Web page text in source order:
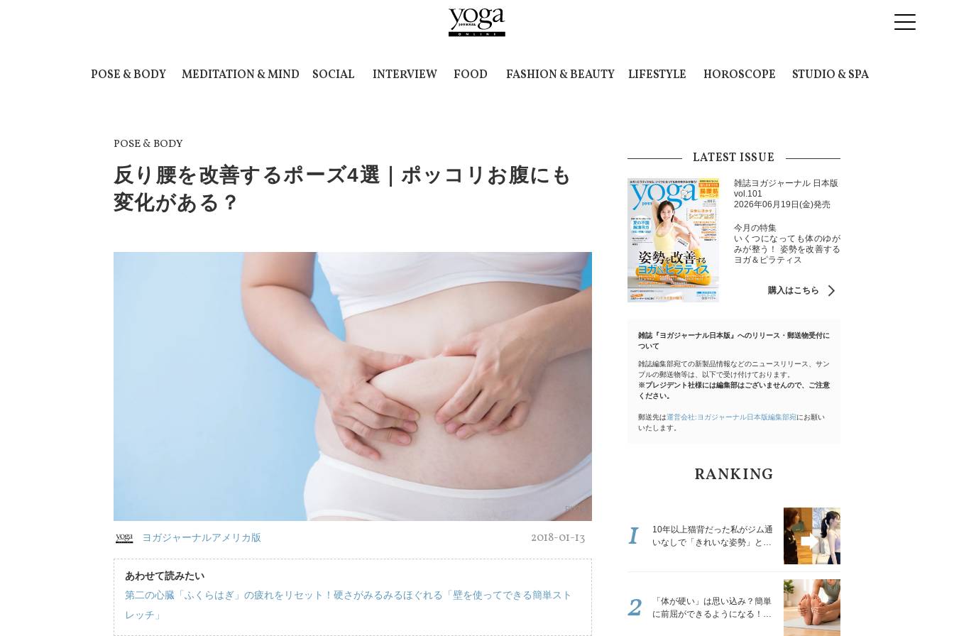
POSE & BODY MEDITATION & MIND SOCIAL INTERVIEW FOOD FASHION & BEAUTY LIFESTYLE HOROSCOPE STUDIO & SPA
POSE & BODY
反り腰を改善するポーズ4選｜ポッコリお腹にも
変化がある？
PIXTA
ヨガジャーナルアメリカ版 2018-01-13
あわせて読みたい
第二の心臓「ふくらはぎ」の疲れをリセット！硬さがみるみるほぐれる「壁を使ってできる簡単スト
レッチ」
LATEST ISSUE
雑誌ヨガジャーナル 日本版
vol.101
2026年06月19日(金)発売
今月の特集
いくつになっても体のゆが
みが整う！ 姿勢を改善する
ヨガ＆ピラティス
購入はこちら
雑誌『ヨガジャーナル日本版』へのリリース・郵送物受付に
ついて
雑誌編集部宛ての新製品情報などのニュースリリース、サン
プルの郵送物等は、以下で受け付けております。
※プレジデント社様には編集部はございませんので、ご注意
ください。
郵送先は運営会社:ヨガジャーナル日本版編集部宛にお願い
いたします。
RANKING
10年以上猫背だった私がジム通
いなしで「きれいな姿勢」と褒
1
「体が硬い」は思い込み？簡単
に前屈ができるようになる！腿
2